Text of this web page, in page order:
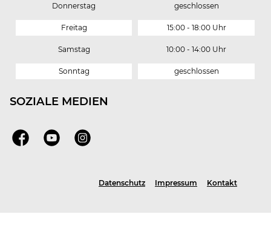
Donnerstag geschlossen
Freitag 15:00 - 18:00 Uhr
Samstag 10:00 - 14:00 Uhr
Sonntag geschlossen
SOZIALE MEDIEN
FacebookYoutubeInstagram
Datenschutz Impressum Kontakt